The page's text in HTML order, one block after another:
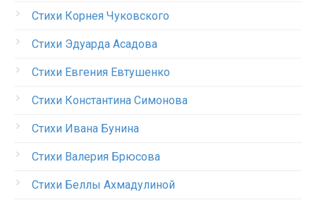
Стихи Корнея Чуковского
Стихи Эдуарда Асадова
Стихи Евгения Евтушенко
Стихи Константина Симонова
Стихи Ивана Бунина
Стихи Валерия Брюсова
Стихи Беллы Ахмадулиной